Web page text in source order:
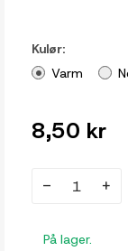
Kulør:
Varm
8,50 kr
- +
På lager.